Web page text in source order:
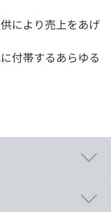
により売上をあげ
付帯するあらゆる